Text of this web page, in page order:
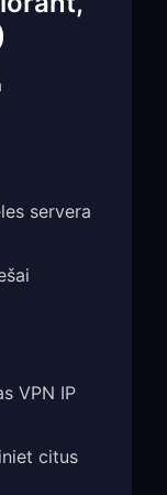
servera
VPN IP
citus